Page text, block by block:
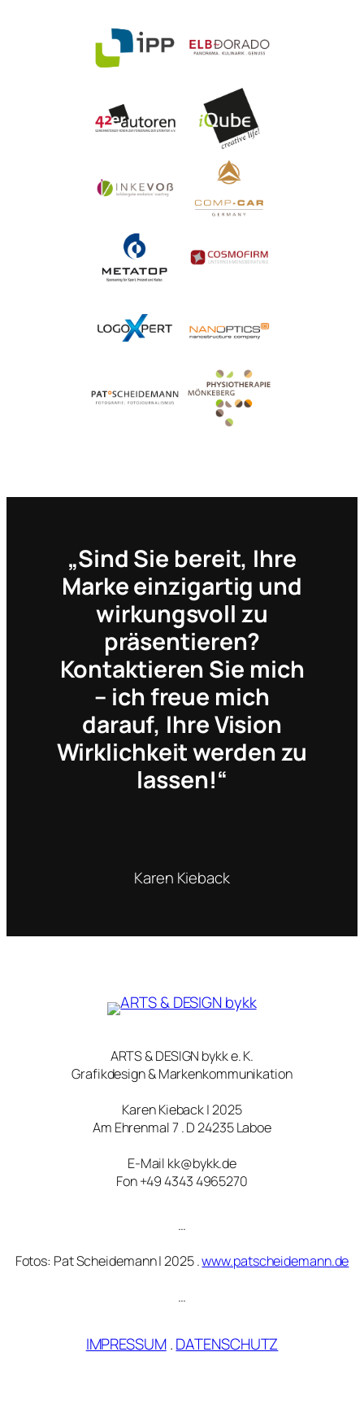
„Sind Sie bereit, Ihre
Marke einzigartig und
wirkungsvoll zu
präsentieren?
Kontaktieren Sie mich
– ich freue mich
darauf, Ihre Vision
Wirklichkeit werden zu
lassen!“
Karen Kieback
ARTS & DESIGN bykk e. K.
Grafikdesign & Markenkommunikation
Karen Kieback | 2025
Am Ehrenmal 7 . D 24235 Laboe
E-Mail kk@bykk.de
Fon +49 4343 4965270
…
Fotos: Pat Scheidemann | 2025 .www.patscheidemann.de
…
IMPRESSUM.DATENSCHUTZ